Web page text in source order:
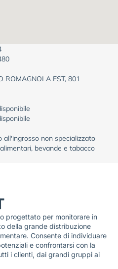
ROMAGNOLA EST, 801
all'ingrosso non specializzato
bevande e tabacco
progettato per monitorare in
della grande distribuzione
Consente di individuare
e confrontarsi con la
i clienti, dai grandi gruppi ai